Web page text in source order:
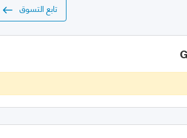
تابع التسوق